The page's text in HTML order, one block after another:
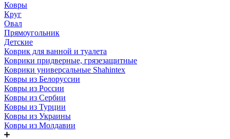
Ковры
Круг
Овал
Прямоугольник
Детские
Коврик для ванной и туалета
Коврики придверные, грязезащитные
Коврики универсальные Shahintex
Ковры из Белоруссии
Ковры из России
Ковры из Сербии
Ковры из Турции
Ковры из Украины
Ковры из Молдавии